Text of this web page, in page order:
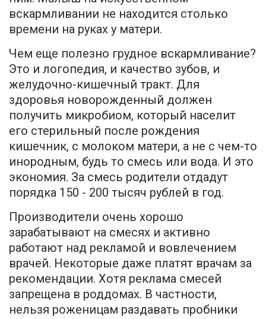
вскармливании не находится столько
времени на руках у матери.
Чем еще полезно грудное вскармливание?
Это и логопедия, и качество зубов, и
желудочно-кишечный тракт. Для
здоровья новорожденный должен
получить микробиом, который населит
его стерильный после рождения
кишечник, с молоком матери, а не с чем-то
инородным, будь то смесь или вода. И это
экономия. За смесь родители отдадут
порядка 150 - 200 тысяч рублей в год.
Производители очень хорошо
зарабатывают на смесях и активно
работают над рекламой и вовлечением
врачей. Некоторые даже платят врачам за
рекомендации. Хотя реклама смесей
запрещена в роддомах. В частности,
нельзя роженицам раздавать пробники